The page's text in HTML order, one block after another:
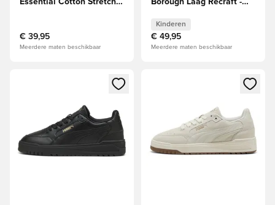
€ 39,95
Meerdere maten beschikbaar
Kinderen
€ 49,95
Meerdere maten beschikbaar
Opent een venster om in te loggen of je aan te melden als
Opent een venster om in te